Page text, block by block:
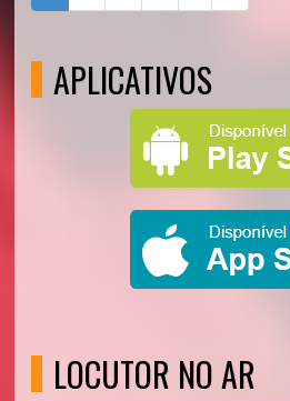
APLICATIVOS
LOCUTOR NO AR